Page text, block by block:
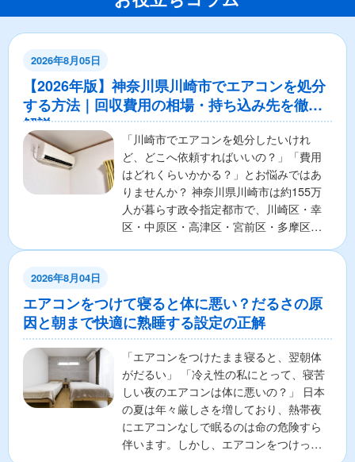
2026年8月05日
【2026年版】神奈川県川崎市でエアコンを処分
する方法｜回収費用の相場・持ち込み先を徹底
解説
「川崎市でエアコンを処分したいけれ
ど、どこへ依頼すればいいの？」「費用
はどれくらいかかる？」とお悩みではあ
りませんか？ 神奈川県川崎市は約155万
人が暮らす政令指定都市で、川崎区・幸
区・中原区・高津区・宮前区・多摩区・
2026年8月04日
エアコンをつけて寝ると体に悪い？だるさの原
因と朝まで快適に熟睡する設定の正解
「エアコンをつけたまま寝ると、翌朝体
がだるい」 「冷え性の私にとって、寝苦
しい夜のエアコンは体に悪いの？」 日本
の夏は年々厳しさを増しており、熱帯夜
にエアコンなしで眠るのは命の危険すら
伴います。しかし、エアコンをつけっぱ